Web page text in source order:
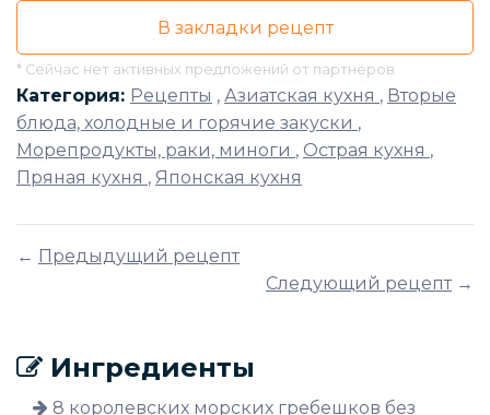
В закладки рецепт
* Сейчас нет активных предложений от партнёров
Категория: Рецепты , Азиатская кухня , Вторые
блюда, холодные и горячие закуски ,
Морепродукты, раки, миноги , Острая кухня ,
Пряная кухня , Японская кухня
← Предыдущий рецепт
Следующий рецепт→
Ингредиенты
8 королевских морских гребешков без